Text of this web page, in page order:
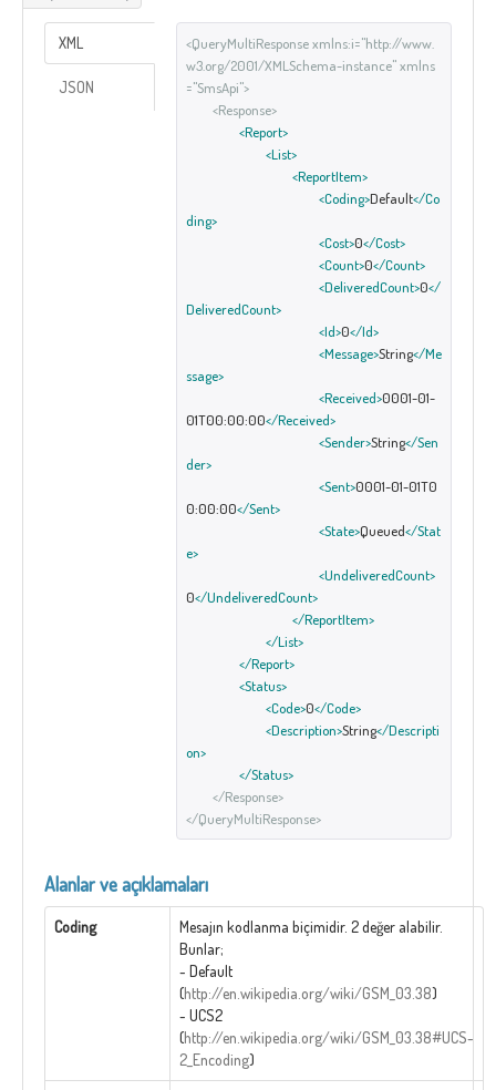
XML
JSON
<QueryMultiResponse xmlns:i="http://www.
w3.org/2001/XMLSchema-instance" xmlns
="SmsApi">
<Response>
<Report>
<List>
<ReportItem>
<Coding>Default</Co
ding>
<Cost>0</Cost>
<Count>0</Count>
<DeliveredCount>0</
DeliveredCount>
<Id>0</Id>
<Message>String</Me
ssage>
<Received>0001-01-
01T00:00:00</Received>
<Sender>String</Sen
der>
<Sent>0001-01-01T0
0:00:00</Sent>
<State>Queued</Stat
e>
<UndeliveredCount>
0</UndeliveredCount>
</ReportItem>
</List>
</Report>
<Status>
<Code>0</Code>
<Description>String</Descripti
on>
</Status>
</Response>
</QueryMultiResponse>
Alanlar ve açıklamaları
Coding
Mesajın kodlanma biçimidir. 2 değer alabilir.
Bunlar;
- Default
(http://en.wikipedia.org/wiki/GSM_03.38)
- UCS2
(http://en.wikipedia.org/wiki/GSM_03.38#UCS-
2_Encoding)